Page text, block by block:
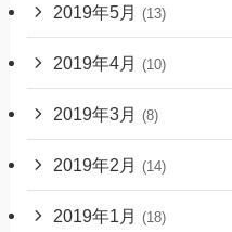
2019年5月 (13)
2019年4月 (10)
2019年3月 (8)
2019年2月 (14)
2019年1月 (18)